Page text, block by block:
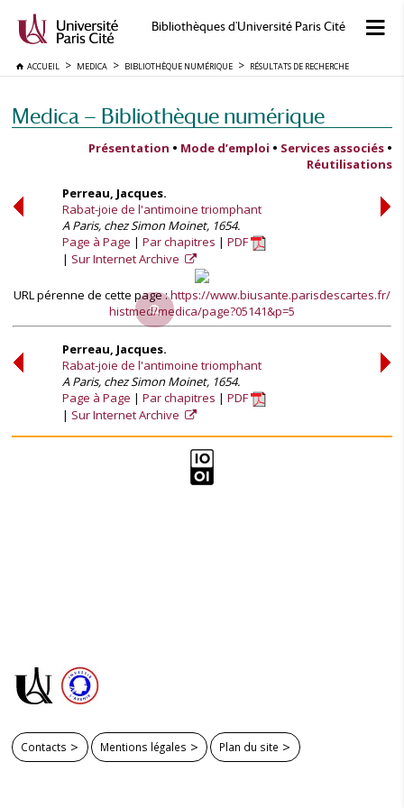
Bibliothèques d'Université Paris Cité
ACCUEIL MEDICA BIBLIOTHÈQUE NUMÉRIQUE RÉSULTATS DE RECHERCHE
Medica — Bibliothèque numérique
Présentation • Mode d’emploi • Services associés •
Réutilisations
Perreau, Jacques.
Rabat-joie de l'antimoine triomphant
A Paris, chez Simon Moinet, 1654.
Page à Page
Par chapitres
PDF
Sur Internet Archive
URL pérenne de cette page :https://www.biusante.parisdescartes.fr/
histmed/medica/page?05141&p=5
Perreau, Jacques.
Rabat-joie de l'antimoine triomphant
A Paris, chez Simon Moinet, 1654.
Page à Page
Par chapitres
PDF
Sur Internet Archive
Contacts Mentions légales Plan du site